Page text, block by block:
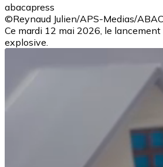
abacapress
©Reynaud Julien/APS-Medias/
Ce mardi 12 mai 2026, le
explosive.